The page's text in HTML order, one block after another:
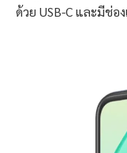
ด้วย USB-C และมีช่อ